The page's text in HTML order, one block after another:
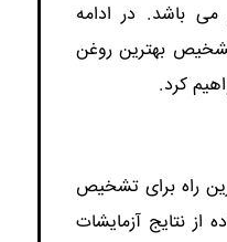
می باشد. در ادامه
بهترین روغن
راه برای تشخیص
از نتایج آزمایشات